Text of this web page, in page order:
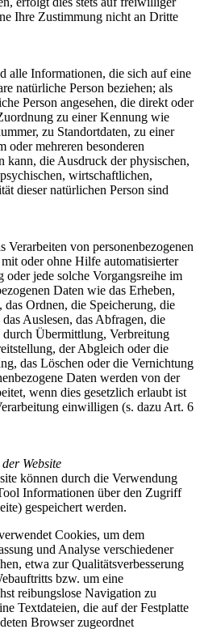
Ihre Zustimmung nicht an Dritte
alle Informationen, die sich auf eine
natürliche Person beziehen; als
Person angesehen, die direkt oder
zu einer Kennung wie
zu Standortdaten, zu einer
oder mehreren besonderen
die Ausdruck der physischen,
wirtschaftlichen,
dieser natürlichen Person sind
Verarbeiten von personenbezogenen
oder ohne Hilfe automatisierter
oder jede solche Vorgangsreihe im
Daten wie das Erheben,
das Ordnen, die Speicherung, die
Auslesen, das Abfragen, die
Übermittlung, Verbreitung
der Abgleich oder die
das Löschen oder die Vernichtung
Daten werden von der
wenn dies gesetzlich erlaubt ist
einwilligen (s. dazu Art. 6
Website
können durch die Verwendung
Informationen über den Zugriff
gespeichert werden.
Cookies, um dem
und Analyse verschiedener
etwa zur Qualitätsverbesserung
bzw. um eine
reibungslose Navigation zu
Textdateien, die auf der Festplatte
Browser zugeordnet